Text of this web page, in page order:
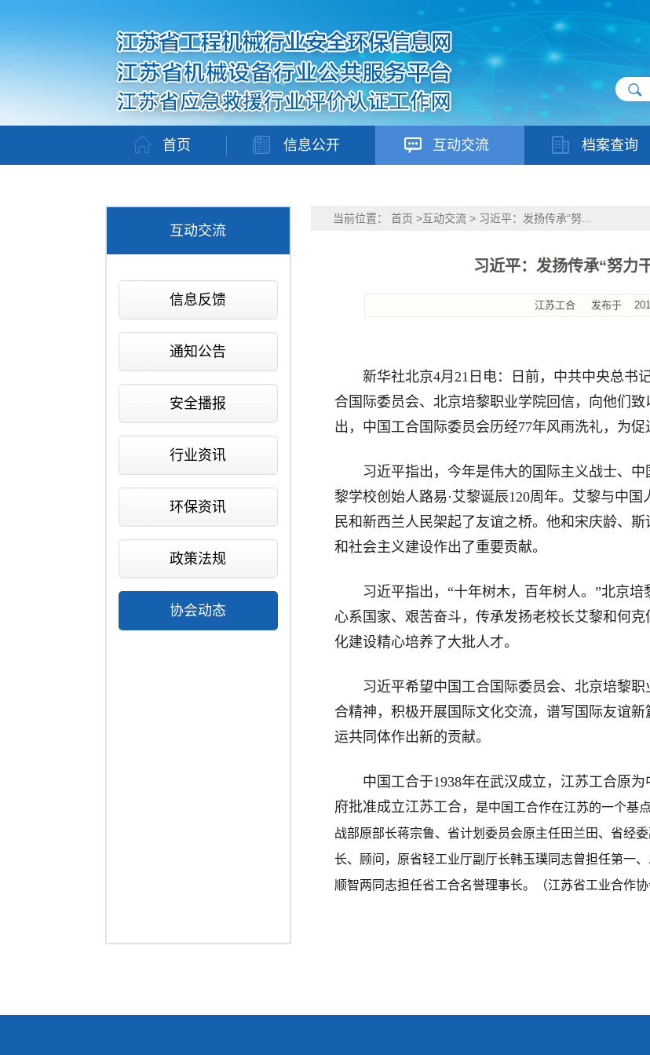
首页 信息公开 互动交流 档案查询
互动交流
信息反馈
通知公告
安全播报
行业资讯
环保资讯
政策法规
协会动态
当前位置： 首页 >互动交流> 习近平：发扬传承“努...
习近平：发扬传承“努力
江苏工合发布于
新华社北京4月21日电：日前，中共中央总书
合国际委员会、北京培黎职业学院回信，向他们
出，中国工合国际委员会历经77年风雨洗礼，为
习近平指出，今年是伟大的国际主义战士、
黎学校创始人路易·艾黎诞辰120周年。艾黎与中
民和新西兰人民架起了友谊之桥。他和宋庆龄、
和社会主义建设作出了重要贡献。
习近平指出，“十年树木，百年树人。”北京培
心系国家、艰苦奋斗，传承发扬老校长艾黎和何
化建设精心培养了大批人才。
习近平希望中国工合国际委员会、北京培黎
合精神，积极开展国际文化交流，谱写国际友谊
运共同体作出新的贡献。
中国工合于1938年在武汉成立，江苏工合原
府批准成立江苏工合，
是中国工合作在江苏的一个基
战部原部长蒋宗鲁、省计划委员会原主任田兰田、省经
长、顾问，原省轻工业厅副厅长韩玉璞同志曾担任第一
顺智两同志担任省工合名誉理事长。（江苏省工业合作协